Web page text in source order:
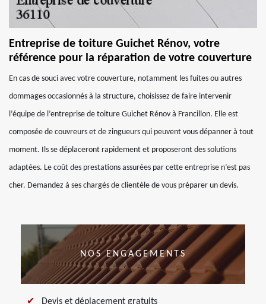
Entreprise de toiture Guichet Rénov, votre
référence pour la réparation de votre couverture
En cas de souci avec votre couverture, notamment les fuites ou autres
dommages occasionnés à la structure, choisissez de faire intervenir
l’équipe de l’entreprise de toiture Guichet Rénov à Francillon. Elle est
composée de couvreurs et de zingueurs qui peuvent vous dépanner à tout
moment. Ils se déplaceront rapidement et proposeront des solutions
adaptées. Le coût des prestations assurées par cette entreprise n’est pas
cher. Demandez à ses chargés de clientèle de vous préparer un devis.
NOS ENGAGEMENTS
Devis et déplacement gratuits